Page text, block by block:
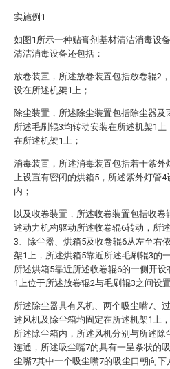
实施例1
如图1所示一种贴膏剂基材清洁消毒设
清洁消毒设备还包括：
放卷装置，所述放卷装置包括放卷辊2
设在所述机架1上；
除尘装置，所述除尘装置包括除尘器及
所述毛刷辊3均转动安装在所述机架1上
在所述机架1上；
消毒装置，所述消毒装置包括若干紫外
上设置有密闭的烘箱5，所述紫外灯管4
内；
以及收卷装置，所述收卷装置包括收卷
述动力机构驱动所述收卷辊6转动，所
3、除尘器、烘箱5及收卷辊6从左至右
架1上，所述烘箱5靠近所述毛刷辊3的
所述烘箱5靠近所述收卷辊6的一侧开设
1上位于所述放卷辊2与毛刷辊3之间设
所述除尘器具有风机、两个吸尘嘴7、
述风机及除尘箱均固定在所述机架1上
所述除尘箱内，所述风机分别与所述除
连通，所述吸尘嘴7的具有一呈条状的
尘嘴7其中一个吸尘嘴7的吸尘口朝向下